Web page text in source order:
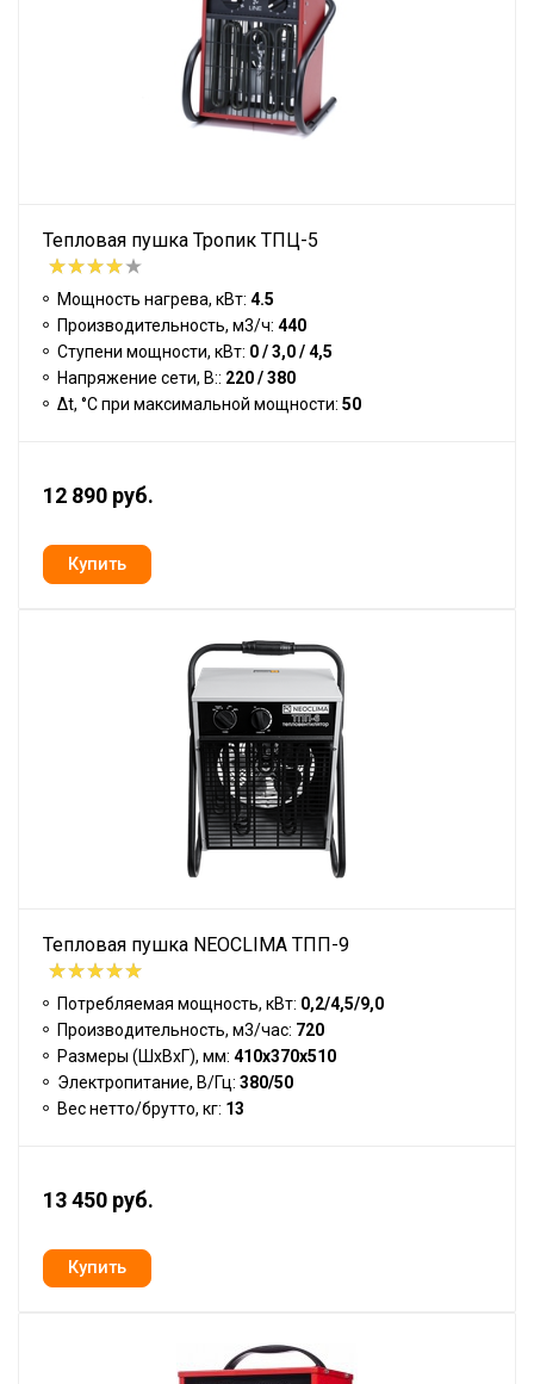
Тепловая пушка Тропик ТПЦ-5
Мощность нагрева, кВт: 4.5
Производительность, м3/ч: 440
Ступени мощности, кВт: 0 / 3,0 / 4,5
Напряжение сети, В:: 220 / 380
Δt, °C при максимальной мощности: 50
12 890 руб.
Тепловая пушка NEOCLIMA ТПП-9
Потребляемая мощность, кВт: 0,2/4,5/9,0
Производительность, м3/час: 720
Размеры (ШхВхГ), мм: 410х370х510
Электропитание, В/Гц: 380/50
Вес нетто/брутто, кг: 13
13 450 руб.